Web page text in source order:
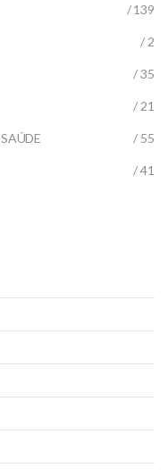
/ 139
/ 2
/ 35
/ 21
/ 55
/ 41